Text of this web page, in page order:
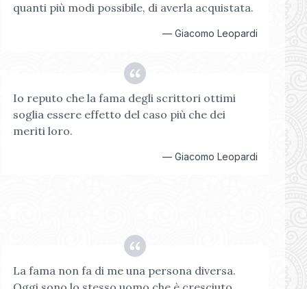
quanti più modi possibile, di averla acquistata.
— Giacomo Leopardi
Io reputo che la fama degli scrittori ottimi
soglia essere effetto del caso più che dei
meriti loro.
— Giacomo Leopardi
La fama non fa di me una persona diversa.